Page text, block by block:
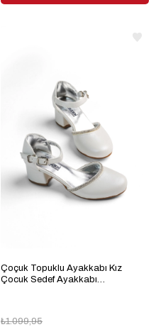
Çoçuk Topuklu Ayakkabı Kız
Çocuk Sedef Ayakkabı
₺1.099,95